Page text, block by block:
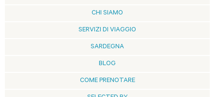
CHI SIAMO
SERVIZI DI VIAGGIO
SARDEGNA
BLOG
COME PRENOTARE